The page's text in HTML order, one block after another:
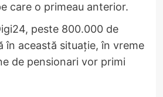
care o primeau anterior.
peste 800.000 de
în această situație, în vreme
de pensionari vor primi